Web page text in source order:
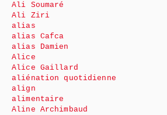
Ali Soumaré
Ali Ziri
alias
alias Cafca
alias Damien
Alice
Alice Gaillard
aliénation quotidienne
align
alimentaire
Aline Archimbaud